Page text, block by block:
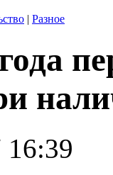
| Разное
16:39